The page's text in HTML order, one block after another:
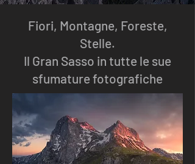
Fiori, Montagne, Foreste,
Stelle.
Il Gran Sasso in tutte le sue
sfumature fotografiche